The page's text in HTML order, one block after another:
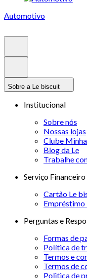
Automotivo
Sobre a Le biscuit
Institucional
Sobre nós
Nossas lojas
Clube
Blog da Le
Trabalhe
Serviço Financeiro
Cartão Le
Perguntas e
Formas de
Política de
Termos e
Termos de
Politica de